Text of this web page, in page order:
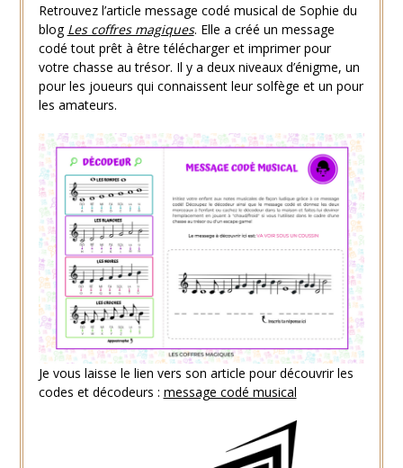
Retrouvez l’article message codé musical de Sophie du
blog Les coffres magiques. Elle a créé un message
codé tout prêt à être télécharger et imprimer pour
votre chasse au trésor. Il y a deux niveaux d’énigme, un
pour les joueurs qui connaissent leur solfège et un pour
les amateurs.
Je vous laisse le lien vers son article pour découvrir les
codes et décodeurs : message codé musical